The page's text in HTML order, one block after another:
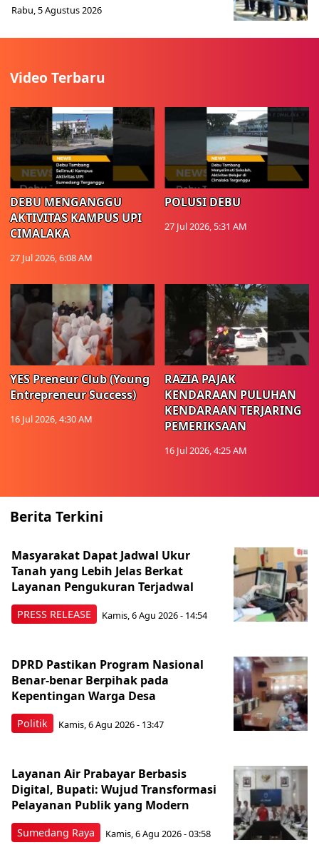
Rabu, 5 Agustus 2026
Video Terbaru
DEBU MENGANGGU
AKTIVITAS KAMPUS UPI
CIMALAKA
27 Jul 2026, 6:08 AM
POLUSI DEBU
27 Jul 2026, 5:31 AM
YES Preneur Club (Young
Entrepreneur Success)
16 Jul 2026, 4:30 AM
RAZIA PAJAK
KENDARAAN PULUHAN
KENDARAAN TERJARING
PEMERIKSAAN
16 Jul 2026, 4:25 AM
Berita Terkini
PRESS RELEASE
Masyarakat Dapat Jadwal Ukur
Tanah yang Lebih Jelas Berkat
Layanan Pengukuran Terjadwal
Kamis, 6 Agu 2026 - 14:54
Politik
DPRD Pastikan Program Nasional
Benar-benar Berpihak pada
Kepentingan Warga Desa
Kamis, 6 Agu 2026 - 13:47
Sumedang Raya
Layanan Air Prabayar Berbasis
Digital, Bupati: Wujud Transformasi
Pelayanan Publik yang Modern
Kamis, 6 Agu 2026 - 03:58